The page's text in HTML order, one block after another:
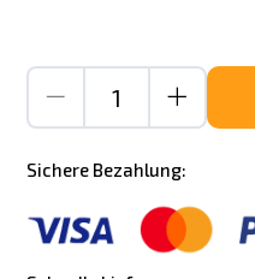
Sichere Bezahlung: